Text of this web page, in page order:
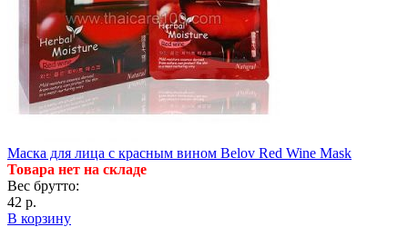
Маска для лица с красным вином Belov Red Wine Mask
Товара нет на складе
Вес брутто:
42 р.
В корзину